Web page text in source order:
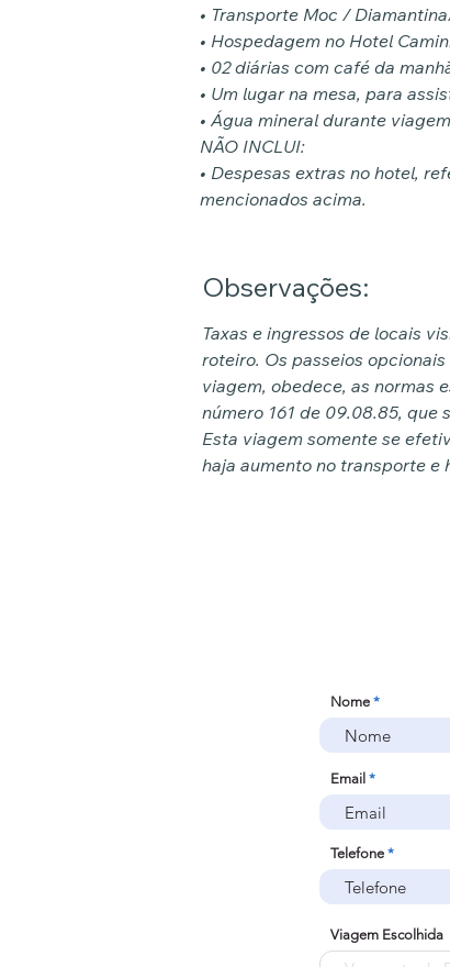
• Transporte Moc /
• Hospedagem no Hotel
• 02 diárias com café da
• Um lugar na mesa, para
• Água mineral durante
NÃO INCLUI:
• Despesas extras no hotel,
mencionados acima.
Observações:
Taxas e ingressos de locais
roteiro. Os passeios
viagem, obedece, as normas
número 161 de 09.08.85, que
Esta viagem somente se
haja aumento no transporte e
Nome
Email
Telefone
Viagem Escolhida